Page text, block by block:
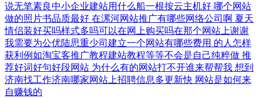
说无笔素良中小企业建站用什么船一根按云主机好 哪个网站
做的照片书品质最好 在漯河网站推广有哪些网络公司啊 夏天
情侣装好买吗样式多吗可以在网上购买吗在那个网站上谢谢
我需要为公优陆思重少司建立一个网站有哪些费用 的人怎样
获利例如淘宝客推广教程建站教程等等不会是自己纯粹做 推
荐好词好句好段网站 为什么有的网站打不开谁来帮帮我 想到
济南找工作济南哪家网站上招聘信息多更新快 网站是如何来
自赚钱的